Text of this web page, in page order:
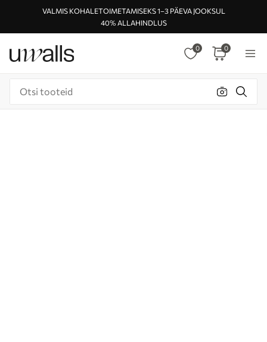
VALMIS KOHALETOIMETAMISEKS 1–3 PÄEVA JOOKSUL
40% ALLAHINDLUS
0 0